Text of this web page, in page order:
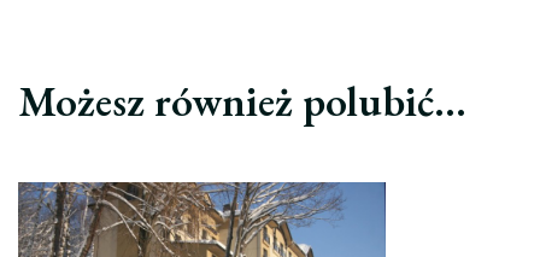
Możesz również polubić…